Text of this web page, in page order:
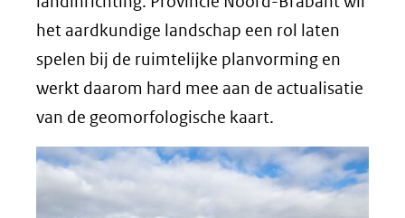
het aardkundige landschap een rol laten
spelen bij de ruimtelijke planvorming en
werkt daarom hard mee aan de actualisatie
van de geomorfologische kaart.